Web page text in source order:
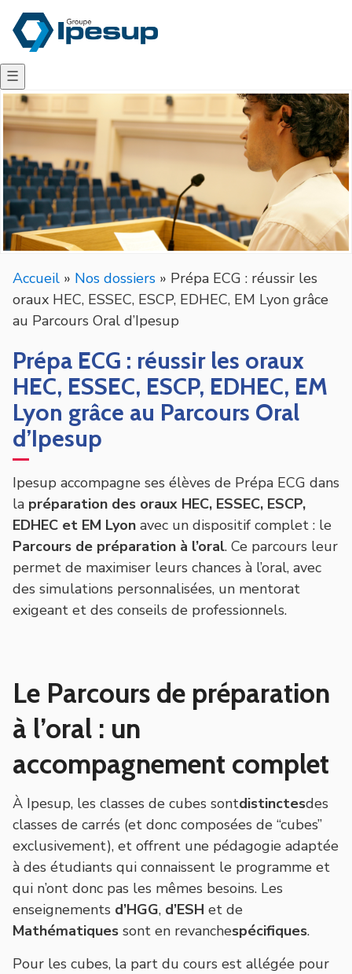
☰
Accueil » Nos dossiers » Prépa ECG : réussir les
oraux HEC, ESSEC, ESCP, EDHEC, EM Lyon grâce
au Parcours Oral d’Ipesup
Prépa ECG : réussir les oraux
HEC, ESSEC, ESCP, EDHEC, EM
Lyon grâce au Parcours Oral
d’Ipesup
Ipesup accompagne ses élèves de Prépa ECG dans
la préparation des oraux HEC, ESSEC, ESCP,
EDHEC et EM Lyon avec un dispositif complet : le
Parcours de préparation à l’oral. Ce parcours leur
permet de maximiser leurs chances à l’oral, avec
des simulations personnalisées, un mentorat
exigeant et des conseils de professionnels.
Le Parcours de préparation
à l’oral : un
accompagnement complet
À Ipesup, les classes de cubes sontdistinctesdes
classes de carrés (et donc composées de “cubes”
exclusivement), et offrent une pédagogie adaptée
à des étudiants qui connaissent le programme et
qui n’ont donc pas les mêmes besoins. Les
enseignements d’HGG, d’ESH et de
Mathématiques sont en revanchespécifiques.
Pour les cubes, la part du cours est allégée pour